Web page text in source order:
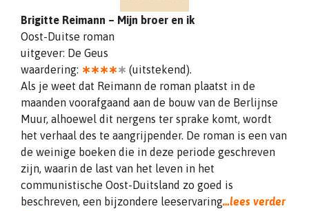
Brigitte Reimann – Mijn broer en ik
Oost-Duitse roman
uitgever: De Geus
waardering: ∗∗∗∗∗ (uitstekend).
Als je weet dat Reimann de roman plaatst in de
maanden voorafgaand aan de bouw van de Berlijnse
Muur, alhoewel dit nergens ter sprake komt, wordt
het verhaal des te aangrijpender. De roman is een van
de weinige boeken die in deze periode geschreven
zijn, waarin de last van het leven in het
communistische Oost-Duitsland zo goed is
beschreven, een bijzondere leeservaring…lees verder